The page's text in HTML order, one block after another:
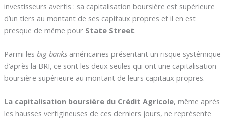
investisseurs avertis : sa capitalisation boursière est supérieure
d’un tiers au montant de ses capitaux propres et il en est
presque de même pour State Street.
Parmi les big banksaméricaines présentant un risque systémique
d’après la BRI, ce sont les deux seules qui ont une capitalisation
boursière supérieure au montant de leurs capitaux propres.
La capitalisation boursière du Crédit Agricole, même après
les hausses vertigineuses de ces derniers jours, ne représente